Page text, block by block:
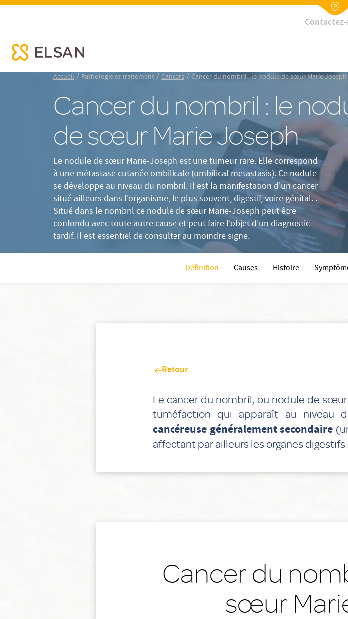
Nx:Aller
Cancer du nombril : le nodule de sœur Marie Joseph
menu mobile
Accueil/ Pathologie et traitement/Cancers/ Cancer du nombril : le nodule de sœur Marie Joseph
Cancer du nombril : le
de sœur Marie Joseph
Le nodule de sœur Marie-Joseph est une tumeur rare. Elle correspond
à une métastase cutanée ombilicale (umbilical metastasis). Ce nodule
se développe au niveau du nombril. Il est la manifestation d'un cancer
situé ailleurs dans l'organisme, le plus souvent, digestif, voire génital. .
Situé dans le nombril ce nodule de sœur Marie-Joseph peut être
confondu avec toute autre cause et peut faire l'objet d'un diagnostic
tardif. Il est essentiel de consulter au moindre signe.
Définition Causes Histoire
Retour
Le cancer du nombril, ou nodule de
tuméfaction qui apparaît au niveau
cancéreuse généralement secondaire
affectant par ailleurs les organes digestifs
Cancer du
sœur